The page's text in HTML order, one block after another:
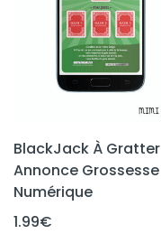
BlackJack À Gratter
Annonce Grossesse
Numérique
1.99€